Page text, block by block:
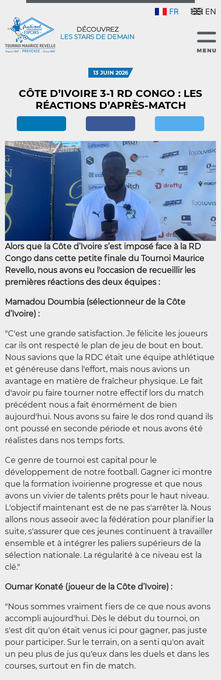
FR EN
DÉCOUVREZ
LES STARS DE DEMAIN
13 JUIN 2026
CÔTE D’IVOIRE 3-1 RD CONGO : LES
RÉACTIONS D’APRÈS-MATCH
Alors que la Côte d’Ivoire s’est imposé face à la RD
Congo dans cette petite finale du Tournoi Maurice
Revello, nous avons eu l'occasion de recueillir les
premières réactions des deux équipes :
Mamadou Doumbia (sélectionneur de la Côte
d’Ivoire) :
"C'est une grande satisfaction. Je félicite les joueurs
car ils ont respecté le plan de jeu de bout en bout.
Nous savions que la RDC était une équipe athlétique
et généreuse dans l'effort, mais nous avions un
avantage en matière de fraîcheur physique. Le fait
d'avoir pu faire tourner notre effectif lors du match
précédent nous a fait énormément de bien
aujourd'hui. Nous avons su faire le dos rond quand ils
ont poussé en seconde période et nous avons été
réalistes dans nos temps forts.
Ce genre de tournoi est capital pour le
développement de notre football. Gagner ici montre
que la formation ivoirienne progresse et que nous
avons un vivier de talents prêts pour le haut niveau.
L'objectif maintenant est de ne pas s'arrêter là. Nous
allons nous asseoir avec la fédération pour planifier la
suite, s'assurer que ces jeunes continuent à travailler
ensemble et à intégrer les paliers supérieurs de la
sélection nationale. La régularité à ce niveau est la
clé."
Oumar Konaté (joueur de la Côte d’Ivoire) :
"Nous sommes vraiment fiers de ce que nous avons
accompli aujourd'hui. Dès le début du tournoi, on
s'est dit qu'on était venus ici pour gagner, pas juste
pour participer. Sur le terrain, on a senti qu'on avait
un peu plus de jus qu'eux dans les duels et dans les
courses, surtout en fin de match.